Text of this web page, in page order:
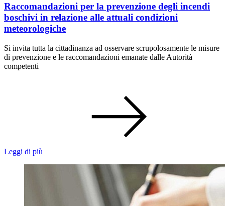
Raccomandazioni per la prevenzione degli incendi
boschivi in relazione alle attuali condizioni
meteorologiche
Si invita tutta la cittadinanza ad osservare scrupolosamente le misure
di prevenzione e le raccomandazioni emanate dalle Autorità
competenti
Leggi di più